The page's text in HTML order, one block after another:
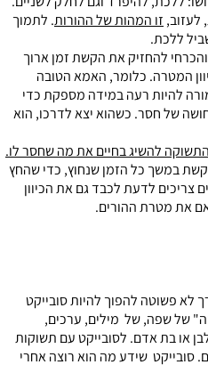
לעזוב, זו המהות של ההורות. לתמוך
ללכת.
להחזיק את הקשת זמן ארוך
המטרה. כלומר, האמא הטובה
להיות רעה במידה מספקת כדי
של חסר. כשהוא יצא לדרכו, הוא
להשיג בחיים את מה שחסר לו.
במשך כל הזמן שנחוץ, כדי שהחץ
צריכים לדעת לכבד גם את הכיוון
את מטרת ההורים.
לא פשוטה להפוך להיות סובייקט
של שפה, של מילים, ערכים,
או בת אדם. לסובייקט עם תשוקות
סובייקט שידע מה הוא רוצה אחרי